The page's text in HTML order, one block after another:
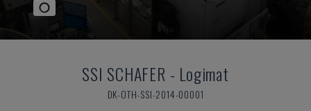
SSI SCHAFER - Logimat
DK-OTH-SSI-2014-00001